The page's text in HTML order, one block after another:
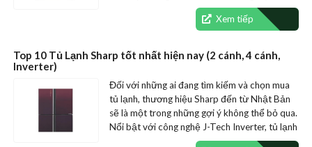
Xem tiếp
Top 10 Tủ Lạnh Sharp tốt nhất hiện nay (2 cánh, 4 cánh,
Inverter)
Đối với những ai đang tìm kiếm và chọn mua
tủ lạnh, thương hiệu Sharp đến từ Nhật Bản
sẽ là một trong những gợi ý không thể bỏ qua.
Nổi bật với công nghệ J-Tech Inverter, tủ lạnh